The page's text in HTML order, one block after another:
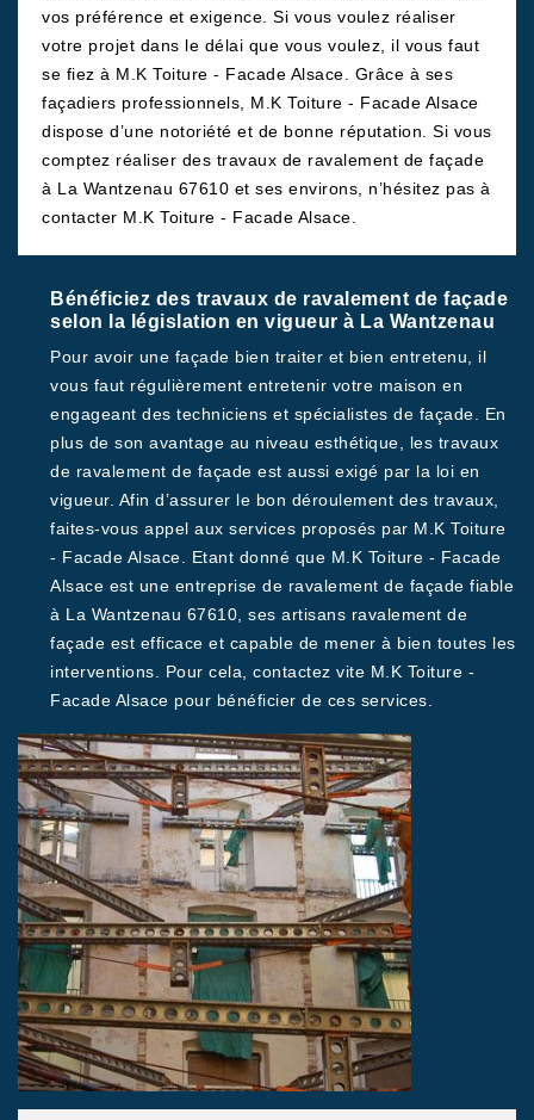
vos préférence et exigence. Si vous voulez réaliser
votre projet dans le délai que vous voulez, il vous faut
se fiez à M.K Toiture - Facade Alsace. Grâce à ses
façadiers professionnels, M.K Toiture - Facade Alsace
dispose d’une notoriété et de bonne réputation. Si vous
comptez réaliser des travaux de ravalement de façade
à La Wantzenau 67610 et ses environs, n’hésitez pas à
contacter M.K Toiture - Facade Alsace.
Bénéficiez des travaux de ravalement de façade
selon la législation en vigueur à La Wantzenau
Pour avoir une façade bien traiter et bien entretenu, il
vous faut régulièrement entretenir votre maison en
engageant des techniciens et spécialistes de façade. En
plus de son avantage au niveau esthétique, les travaux
de ravalement de façade est aussi exigé par la loi en
vigueur. Afin d’assurer le bon déroulement des travaux,
faites-vous appel aux services proposés par M.K Toiture
- Facade Alsace. Etant donné que M.K Toiture - Facade
Alsace est une entreprise de ravalement de façade fiable
à La Wantzenau 67610, ses artisans ravalement de
façade est efficace et capable de mener à bien toutes les
interventions. Pour cela, contactez vite M.K Toiture -
Facade Alsace pour bénéficier de ces services.